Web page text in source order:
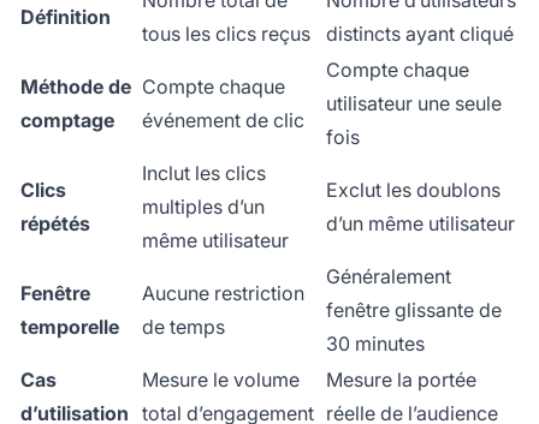
Définition
tous les clics reçus
distincts ayant cliqué
Méthode de
comptage
Compte chaque
événement de clic
Compte chaque
utilisateur une seule
fois
Clics
répétés
Inclut les clics
multiples d’un
même utilisateur
Exclut les doublons
d’un même utilisateur
Fenêtre
temporelle
Aucune restriction
de temps
Généralement
fenêtre glissante de
30 minutes
Cas
d’utilisation
Mesure le volume
total d’engagement
Mesure la portée
réelle de l’audience